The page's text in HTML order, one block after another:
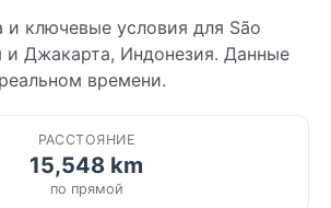
и ключевые условия для São
и Джакарта, Индонезия. Данные
времени.
РАССТОЯНИЕ
15,548 km
по прямой